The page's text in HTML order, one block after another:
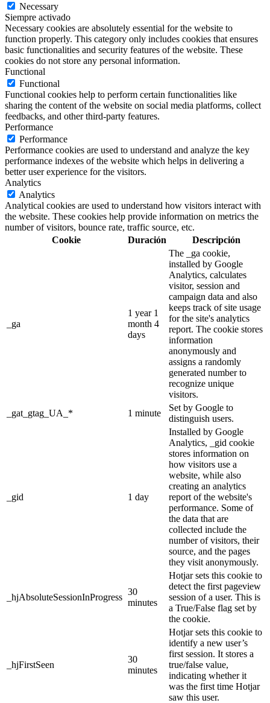
Necessary
Siempre activado
Necessary cookies are absolutely essential for the website to
function properly. This category only includes cookies that ensures
basic functionalities and security features of the website. These
cookies do not store any personal information.
Functional
Functional
Functional cookies help to perform certain functionalities like
sharing the content of the website on social media platforms, collect
feedbacks, and other third-party features.
Performance
Performance
Performance cookies are used to understand and analyze the key
performance indexes of the website which helps in delivering a
better user experience for the visitors.
Analytics
Analytics
Analytical cookies are used to understand how visitors interact with
the website. These cookies help provide information on metrics the
number of visitors, bounce rate, traffic source, etc.
Cookie
Duración Descripción
_ga
1 year 1
month 4
days
The _ga cookie,
installed by Google
Analytics, calculates
visitor, session and
campaign data and also
keeps track of site usage
for the site's analytics
report. The cookie stores
information
anonymously and
assigns a randomly
generated number to
recognize unique
visitors.
_gat_gtag_UA_*
1 minute
Set by Google to
distinguish users.
_gid 1 day
Installed by Google
Analytics, _gid cookie
stores information on
how visitors use a
website, while also
creating an analytics
report of the website's
performance. Some of
the data that are
collected include the
number of visitors, their
source, and the pages
they visit anonymously.
_hjAbsoluteSessionInProgress
30
minutes
Hotjar sets this cookie to
detect the first pageview
session of a user. This is
a True/False flag set by
the cookie.
_hjFirstSeen
30
minutes
Hotjar sets this cookie to
identify a new user’s
first session. It stores a
true/false value,
indicating whether it
was the first time Hotjar
saw this user.